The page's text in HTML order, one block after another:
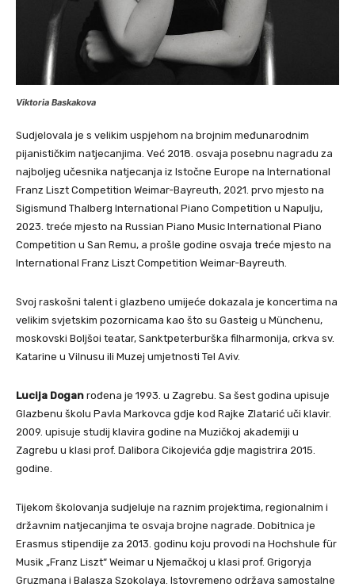
Viktoria Baskakova
Sudjelovala je s velikim uspjehom na brojnim međunarodnim
pijanističkim natjecanjima. Već 2018. osvaja posebnu nagradu za
najboljeg učesnika natjecanja iz Istočne Europe na International
Franz Liszt Competition Weimar-Bayreuth, 2021. prvo mjesto na
Sigismund Thalberg International Piano Competition u Napulju,
2023. treće mjesto na Russian Piano Music International Piano
Competition u San Remu, a prošle godine osvaja treće mjesto na
International Franz Liszt Competition Weimar-Bayreuth.
Svoj raskošni talent i glazbeno umijeće dokazala je koncertima na
velikim svjetskim pozornicama kao što su Gasteig u Münchenu,
moskovski Boljšoi teatar, Sanktpeterburška filharmonija, crkva sv.
Katarine u Vilnusu ili Muzej umjetnosti Tel Aviv.
Lucija Dogan rođena je 1993. u Zagrebu. Sa šest godina upisuje
Glazbenu školu Pavla Markovca gdje kod Rajke Zlatarić uči klavir.
2009. upisuje studij klavira godine na Muzičkoj akademiji u
Zagrebu u klasi prof. Dalibora Cikojevića gdje magistrira 2015.
godine.
Tijekom školovanja sudjeluje na raznim projektima, regionalnim i
državnim natjecanjima te osvaja brojne nagrade. Dobitnica je
Erasmus stipendije za 2013. godinu koju provodi na Hochshule für
Musik „Franz Liszt“ Weimar u Njemačkoj u klasi prof. Grigoryja
Gruzmana i Balasza Szokolaya. Istovremeno održava samostalne